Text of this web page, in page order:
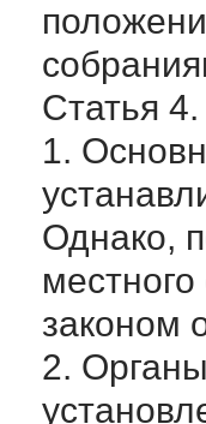
Статья
1.
Однако,
законом
2.